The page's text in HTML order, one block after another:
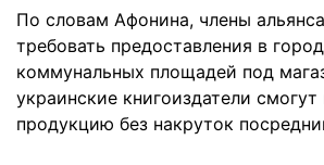
По словам Афонина, члены
требовать предоставления в
коммунальных площадей под
украинские книгоиздатели
продукцию без накруток